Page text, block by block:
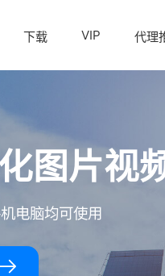
下载 VIP 代理
图片视
电脑均可使用